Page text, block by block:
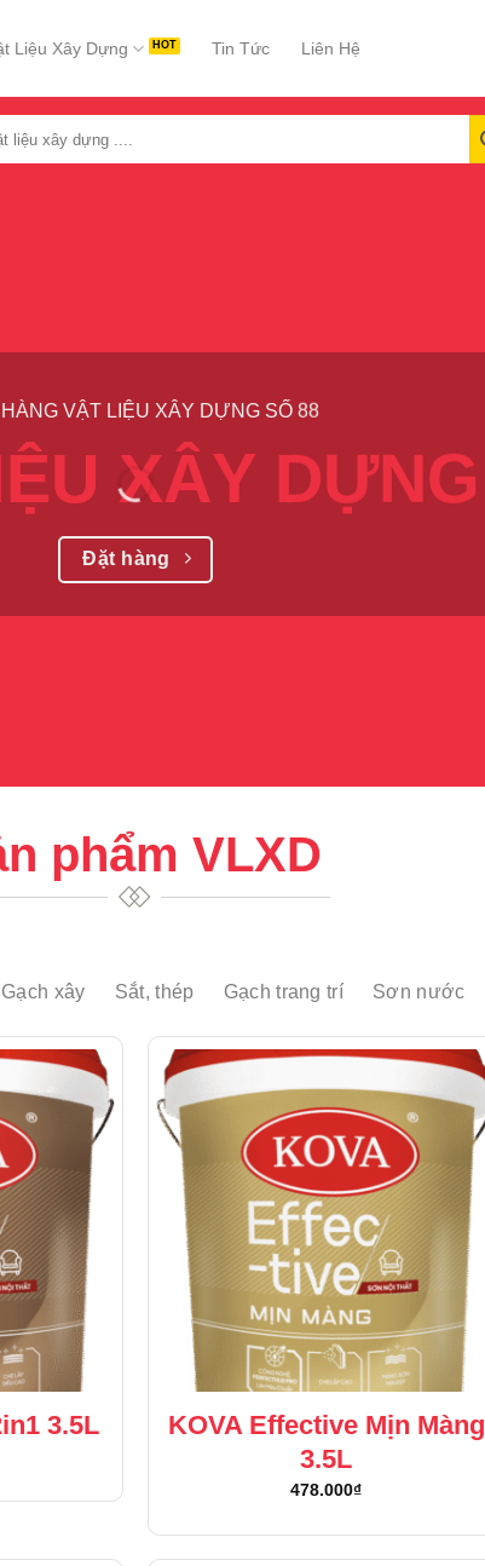
Liệu Xây Dựng Tin Tức Liên Hệ
VẬT LIỆU XÂY DỰNG SỐ 88
XÂY DỰNG
Đặt hàng
phẩm VLXD
Gạch xây Sắt, thép Gạch trang trí Sơn nước
3.5L
KOVA Effective Mịn Màng
3.5L
478.000₫